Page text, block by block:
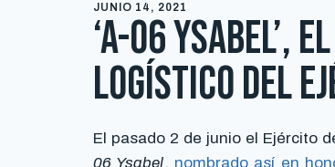
JUNIO 14, 2021
‘A-06 Ysabel’,
logístico del
El pasado 2 de junio el Ejército
06 Ysabel, nombrado así en